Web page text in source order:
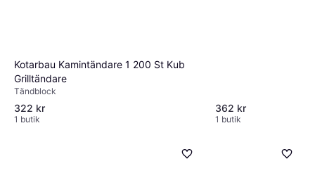
Kotarbau Kamintändare 1 200 St Kub
Grilltändare
Tändblock
322 kr
1 butik
362 kr
1 butik